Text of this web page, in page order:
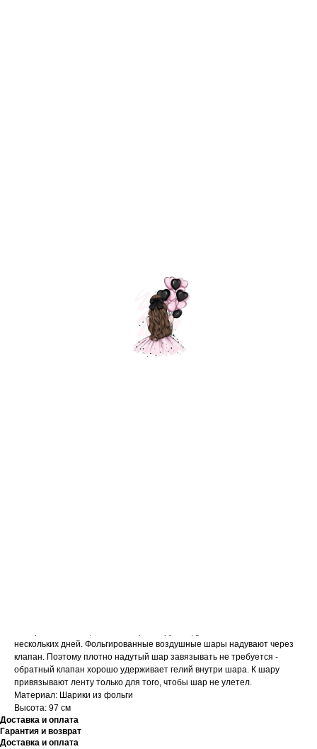
нескольких дней. Фольгированные воздушные шары надувают через
клапан. Поэтому плотно надутый шар завязывать не требуется -
обратный клапан хорошо удерживает гелий внутри шара. К шару
привязывают ленту только для того, чтобы шар не улетел.
Материал: Шарики из фольги
Высота: 97 см
Доставка и оплата
Гарантия и возврат
Доставка и оплата